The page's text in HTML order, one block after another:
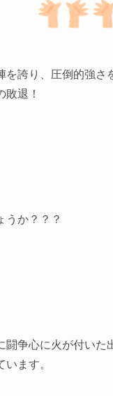
を誇り、圧倒的強さ
退！
うか？？？
闘争心に火が付い
ます。